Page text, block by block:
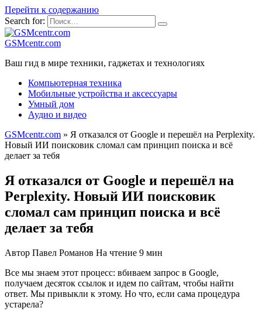
Перейти к содержанию
Search for:
GSMcentr.com
Ваш гид в мире техники, гаджетах и технологиях
Компьютерная техника
Мобильные устройства и аксессуары
Умный дом
Аудио и видео
GSMcentr.com » Я отказался от Google и перешёл на Perplexity.
Новый ИИ поисковик сломал сам принцип поиска и всё
делает за тебя
Я отказался от Google и перешёл на
Perplexity. Новый ИИ поисковик
сломал сам принцип поиска и всё
делает за тебя
Автор Павел Романов На чтение 9 мин
Все мы знаем этот процесс: вбиваем запрос в Google,
получаем десяток ссылок и идем по сайтам, чтобы найти
ответ. Мы привыкли к этому. Но что, если сама процедура
устарела?